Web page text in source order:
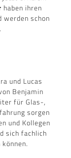
haben ihren
werden schon
und Lucas
Benjamin
für Glas-,
sorgen
und Kollegen
sich fachlich